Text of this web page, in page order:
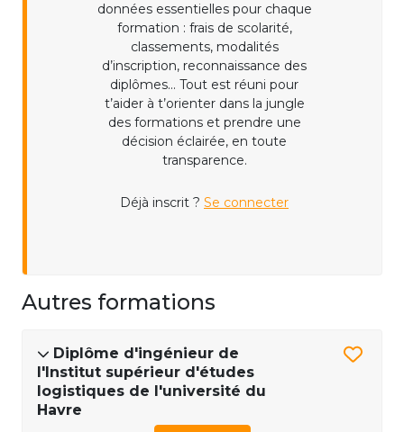
données essentielles pour chaque
formation : frais de scolarité,
classements, modalités
d’inscription, reconnaissance des
diplômes... Tout est réuni pour
t’aider à t’orienter dans la jungle
des formations et prendre une
décision éclairée, en toute
transparence.
Déjà inscrit ? Se connecter
Autres formations
Diplôme d'ingénieur de
l'Institut supérieur d'études
logistiques de l'université du
Havre